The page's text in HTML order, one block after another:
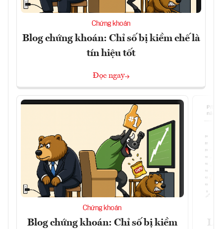
Chứng khoán
Blog chứng khoán: Chỉ số bị kiềm chế là
tín hiệu tốt
Đọc ngay
Chứng khoán
Blog chứng khoán: Chỉ số bị kiềm